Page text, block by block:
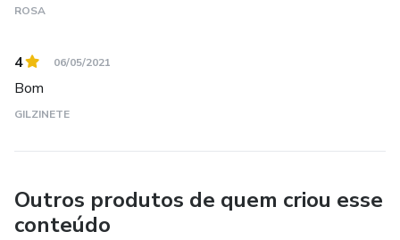
ROSA
4 06/05/2021
Bom
GILZINETE
Outros produtos de quem criou esse
conteúdo